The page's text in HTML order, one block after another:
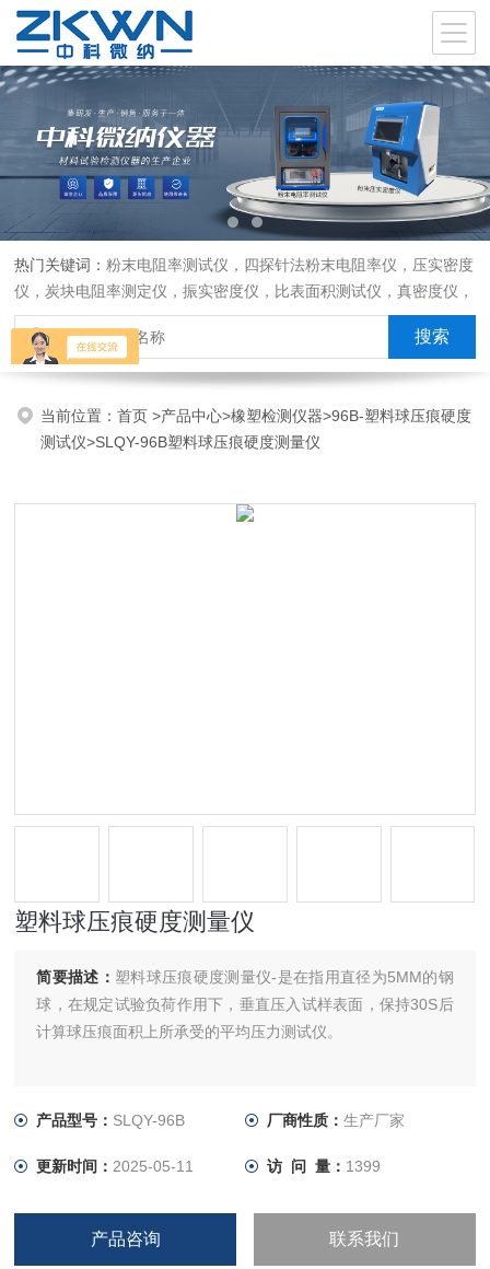
热门关键词：粉末电阻率测试仪，四探针法粉末电阻率仪，压实密度
仪，炭块电阻率测定仪，振实密度仪，比表面积测试仪，真密度仪，
炭块热膨胀仪，炭块透气率仪，炭块二氧化碳反应测定仪
当前位置：首页>产品中心>橡塑检测仪器>96B-塑料球压痕硬度
测试仪>SLQY-96B塑料球压痕硬度测量仪
塑料球压痕硬度测量仪
简要描述： 塑料球压痕硬度测量仪-是在指用直径为5MM的钢
球，在规定试验负荷作用下，垂直压入试样表面，保持30S后
计算球压痕面积上所承受的平均压力测试仪。
产品型号： SLQY-96B 厂商性质： 生产厂家
更新时间： 2025-05-11 访 问 量： 1399
产品咨询 联系我们